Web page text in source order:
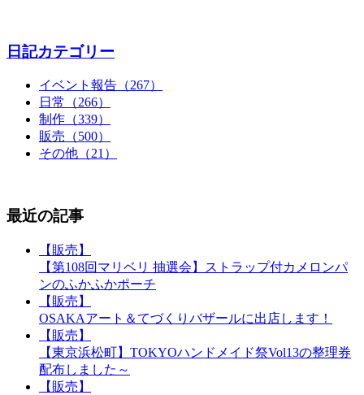
日記カテゴリー
イベント報告（267）
日常（266）
制作（339）
販売（500）
その他（21）
最近の記事
【販売】
【第108回マリベリ 抽選会】ストラップ付カメロンパ
ンのふかふかポーチ
【販売】
OSAKAアート＆てづくりバザールに出店します！
【販売】
【東京浜松町】TOKYOハンドメイド祭Vol13の整理券
配布しました～
【販売】